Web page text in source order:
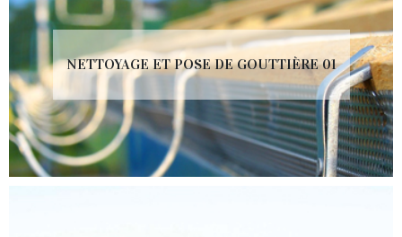
NETTOYAGE ET POSE DE GOUTTIÈRE 01